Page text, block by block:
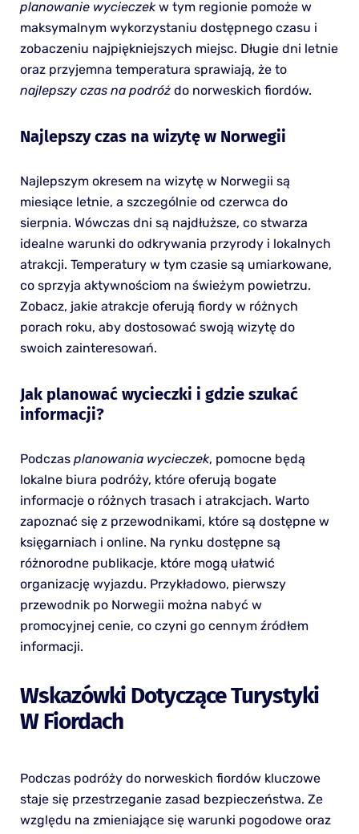
planowanie wycieczekw tym regionie pomoże w
maksymalnym wykorzystaniu dostępnego czasu i
zobaczeniu najpiękniejszych miejsc. Długie dni letnie
oraz przyjemna temperatura sprawiają, że to
najlepszy czas na podróżdo norweskich fiordów.
Najlepszy czas na wizytę w Norwegii
Najlepszym okresem na wizytę w Norwegii są
miesiące letnie, a szczególnie od czerwca do
sierpnia. Wówczas dni są najdłuższe, co stwarza
idealne warunki do odkrywania przyrody i lokalnych
atrakcji. Temperatury w tym czasie są umiarkowane,
co sprzyja aktywnościom na świeżym powietrzu.
Zobacz, jakie atrakcje oferują fiordy w różnych
porach roku, aby dostosować swoją wizytę do
swoich zainteresowań.
Jak planować wycieczki i gdzie szukać
informacji?
Podczas planowania wycieczek, pomocne będą
lokalne biura podróży, które oferują bogate
informacje o różnych trasach i atrakcjach. Warto
zapoznać się z przewodnikami, które są dostępne w
księgarniach i online. Na rynku dostępne są
różnorodne publikacje, które mogą ułatwić
organizację wyjazdu. Przykładowo, pierwszy
przewodnik po Norwegii można nabyć w
promocyjnej cenie, co czyni go cennym źródłem
informacji.
Wskazówki Dotyczące Turystyki
W Fiordach
Podczas podróży do norweskich fiordów kluczowe
staje się przestrzeganie zasad bezpieczeństwa. Ze
względu na zmieniające się warunki pogodowe oraz